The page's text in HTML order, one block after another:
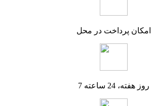
امکان پرداخت در محل
7 روز هفته، 24 ساعته